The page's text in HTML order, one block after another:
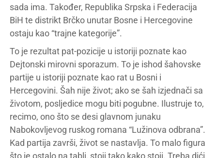
sada ima. Također, Republika Srpska i Federacija
BiH te distrikt Brčko unutar Bosne i Hercegovine
ostaju kao “trajne kategorije”.
To je rezultat pat-pozicije u istoriji poznate kao
Dejtonski mirovni sporazum. To je ishod šahovske
partije u istoriji poznate kao rat u Bosni i
Hercegovini. Šah nije život; ako se šah izjednači sa
životom, posljedice mogu biti pogubne. Ilustruje to,
recimo, ono što se desi glavnom junaku
Nabokovljevog ruskog romana “Lužinova odbrana”.
Kad partija završi, život se nastavlja. To malo figura
što je ostalo na tabli, stoji tako kako stoji. Treba dići